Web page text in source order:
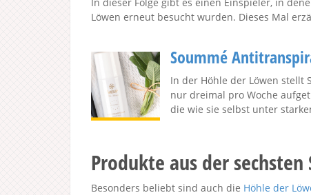
Löwen erneut besucht wurden. Dieses Mal
Soummé
In der Höhle der Löwen stellt
nur dreimal pro Woche
die wie sie selbst unter
Produkte aus der sechsten
Besonders beliebt sind auch die Höhle der